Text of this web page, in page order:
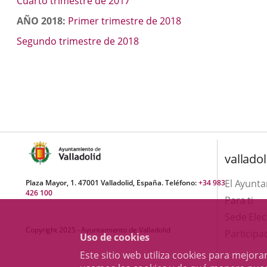
Uso de cookies
Este sitio web utiliza cookies para
AÑO 2018: Primer trimestre de 2018
Segundo trimestre de 2018
Plaza Mayor, 1. 47001 Valladolid, España. Teléfono:+34 983
426 100
Copyright 2025 - Ayuntamiento de Valladolid
El
Para ti